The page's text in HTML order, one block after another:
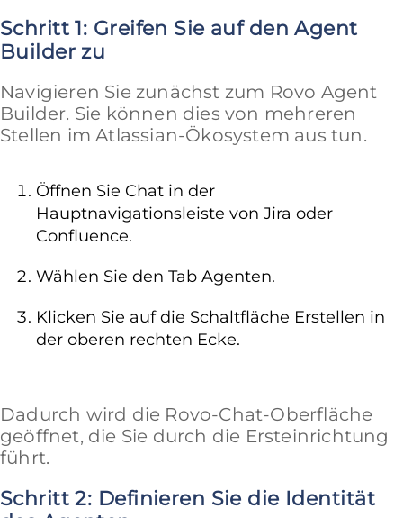
Schritt 1: Greifen Sie auf den Agent
Builder zu
Navigieren Sie zunächst zum Rovo Agent
Builder. Sie können dies von mehreren
Stellen im Atlassian-Ökosystem aus tun.
Öffnen Sie Chat in der
Hauptnavigationsleiste von Jira oder
Confluence.
Wählen Sie den Tab Agenten.
Klicken Sie auf die Schaltfläche Erstellen in
der oberen rechten Ecke.
Dadurch wird die Rovo-Chat-Oberfläche
geöffnet, die Sie durch die Ersteinrichtung
führt.
Schritt 2: Definieren Sie die Identität